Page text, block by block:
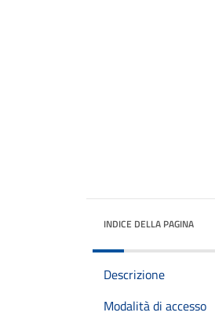
INDICE DELLA PAGINA
Descrizione
Modalità di accesso